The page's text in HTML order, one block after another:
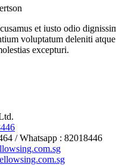
et iusto odio
voluptatum deleniti
excepturi.
/ Whatsapp : 82018446